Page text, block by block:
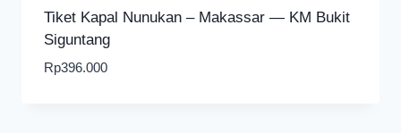
Tiket Kapal Nunukan – Makassar — KM Bukit
Siguntang
Rp396.000